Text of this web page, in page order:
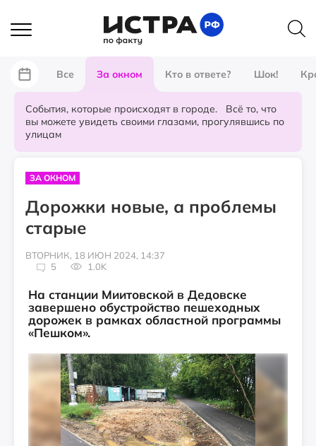
Все За окном Кто в ответе? Шок!
События, которые происходят в городе. Всё то, что
вы можете увидеть своими глазами, прогулявшись по
улицам
ЗА ОКНОМ
Дорожки новые, а проблемы
старые
ВТОРНИК, 18 ИЮН 2024, 14:37
5
1.0K
На станции Миитовской в Дедовске
завершено обустройство пешеходных
дорожек в рамках областной программы
«Пешком».